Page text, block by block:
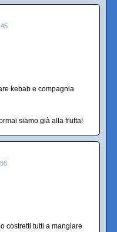
kebab e compagnia
siamo già alla frutta!
costretti tutti a mangiare